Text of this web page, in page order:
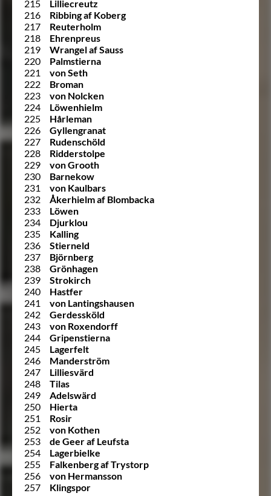
215
Lilliecreutz
216
Ribbing af Koberg
217
Reuterholm
218
Ehrenpreus
219
Wrangel af Sauss
220
Palmstierna
221
von Seth
222
Broman
223
von Nolcken
224
Löwenhielm
225
Hårleman
226
Gyllengranat
227
Rudenschöld
228
Ridderstolpe
229
von Grooth
230
Barnekow
231
von Kaulbars
232
Åkerhielm af Blombacka
233
Löwen
234
Djurklou
235
Kalling
236
Stierneld
237
Björnberg
238
Grönhagen
239
Strokirch
240
Hastfer
241
von Lantingshausen
242
Gerdessköld
243
von Roxendorff
244
Gripenstierna
245
Lagerfelt
246
Manderström
247
Lilliesvärd
248
Tilas
249
Adelswärd
250
Hierta
251
Rosir
252
von Kothen
253
de Geer af Leufsta
254
Lagerbielke
255
Falkenberg af Trystorp
256
von Hermansson
257
Klingspor